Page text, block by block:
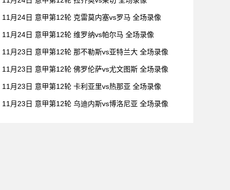
11月24日 意甲第12轮 克雷莫内塞vs罗马 全场录像
11月24日 意甲第12轮 维罗纳vs帕尔马 全场录像
11月23日 意甲第12轮 那不勒斯vs亚特兰大 全场录像
11月23日 意甲第12轮 佛罗伦萨vs尤文图斯 全场录像
11月23日 意甲第12轮 卡利亚里vs热那亚 全场录像
11月23日 意甲第12轮 乌迪内斯vs博洛尼亚 全场录像